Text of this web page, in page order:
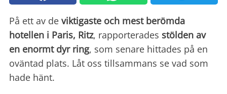
På ett av de viktigaste och mest berömda
hotellen i Paris, Ritz, rapporterades stölden av
en enormt dyr ring, som senare hittades på en
oväntad plats. Låt oss tillsammans se vad som
hade hänt.